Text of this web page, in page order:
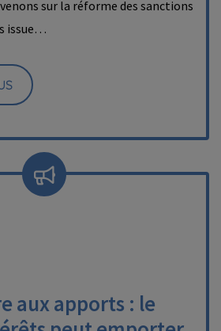
sur la réforme des sanctions
issue…
aux apports : le